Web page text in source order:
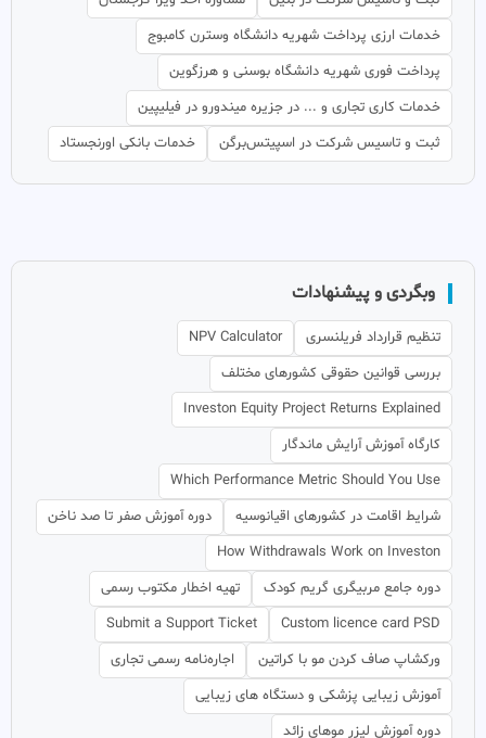
خدمات ارزی پرداخت شهریه دانشگاه وسترن کامبوج
پرداخت فوری شهریه دانشگاه بوسنی و هرزگوین
خدمات کاری تجاری و ... در جزیره میندورو در فیلیپین
ثبت و تاسیس شرکت در اسپیتس‌برگن
خدمات بانکی اورنجستاد
وبگردی و پیشنهادات
تنظیم قرارداد فریلنسری
NPV Calculator
بررسی قوانین حقوقی کشورهای مختلف
Investon Equity Project Returns Explained
کارگاه آموزش آرایش ماندگار
Which Performance Metric Should You Use
شرایط اقامت در کشورهای اقیانوسیه
دوره آموزش صفر تا صد ناخن
How Withdrawals Work on Investon
دوره جامع مربیگری گریم کودک
تهیه اخطار مکتوب رسمی
Custom licence card PSD
Submit a Support Ticket
ورکشاپ صاف کردن مو با کراتین
اجاره‌نامه رسمی تجاری
آموزش زیبایی پزشکی و دستگاه های زیبایی
دوره آموزش لیزر موهای زائد